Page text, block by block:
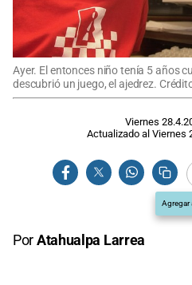
Ayer. El entonces niño tenía 5 años
descubrió un juego, el ajedrez.
Viernes
Actualizado al Viernes
Agregar
PorAtahualpa Larrea